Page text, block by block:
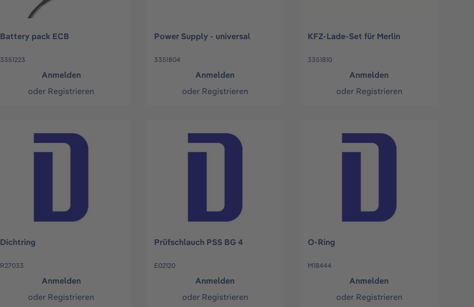
Battery pack ECB
3351223
Anmelden
oder Registrieren
Power Supply - universal
3351804
Anmelden
oder Registrieren
KFZ-Lade-Set für Merlin
3351810
Anmelden
oder Registrieren
Dichtring
R27033
Anmelden
oder Registrieren
Prüfschlauch PSS BG 4
E02120
Anmelden
oder Registrieren
O-Ring
M18444
Anmelden
oder Registrieren